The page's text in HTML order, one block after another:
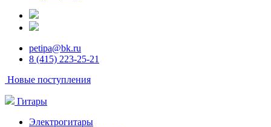
petipa@bk.ru
8 (415) 223-25-21
Новые поступления
Гитары
Электрогитары